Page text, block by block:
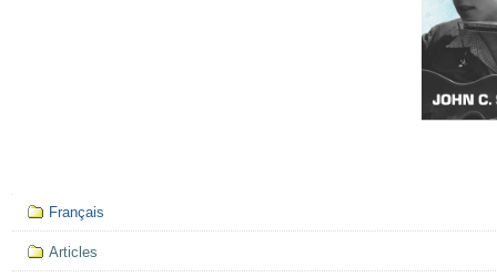
Mục
định
hướng
Français
Articles